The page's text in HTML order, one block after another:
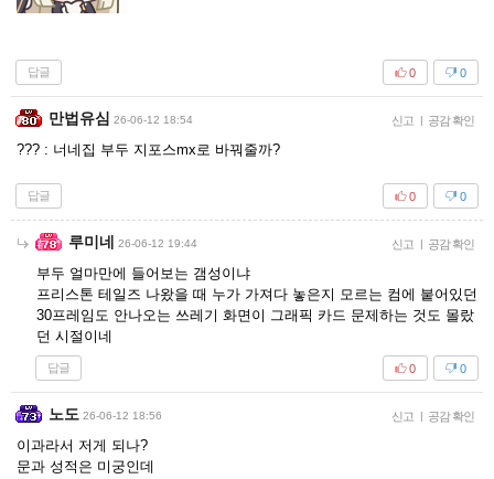
답글 0
0
만법유심 26-06-12 18:54 신고 | 공감 확인
??? : 너네집 부두 지포스mx로 바꿔줄까?
답글 0
0
루미네 26-06-12 19:44 신고 | 공감 확인
부두 얼마만에 들어보는 갬성이냐
프리스톤 테일즈 나왔을 때 누가 가져다 놓은지 모르는 컴에 붙어있던
30프레임도 안나오는 쓰레기 화면이 그래픽 카드 문제하는 것도 몰랐
던 시절이네
답글 0
0
노도 26-06-12 18:56 신고 | 공감 확인
이과라서 저게 되나?
문과 성적은 미궁인데